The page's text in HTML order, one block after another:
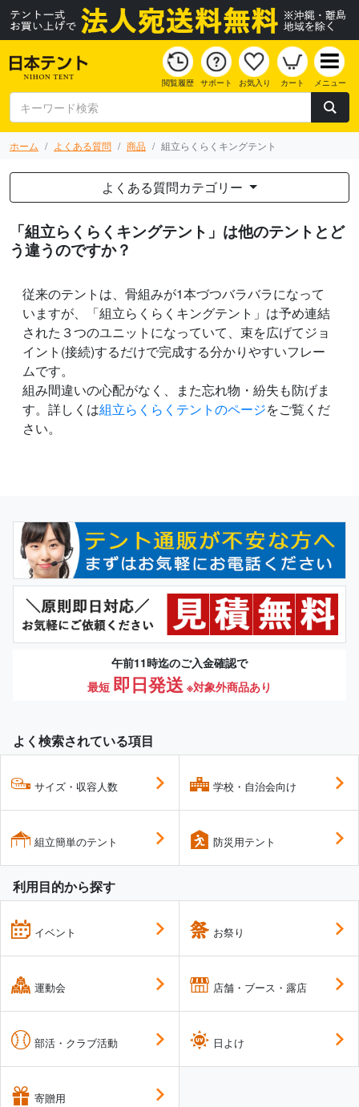
閲覧履歴 サポート お気入り カート メニュー
ホーム よくある質問 商品 組立らくらくキングテント
よくある質問カテゴリー
「組立らくらくキングテント」は他のテントとど
う違うのですか？
従来のテントは、骨組みが1本づつバラバラになって
いますが、「組立らくらくキングテント」は予め連結
された３つのユニットになっていて、束を広げてジョ
イント(接続)するだけで完成する分かりやすいフレー
ムです。
組み間違いの心配がなく、また忘れ物・紛失も防げま
す。詳しくは組立らくらくテントのページをご覧くだ
さい。
午前11時迄のご入金確認で
最短 即日発送 ※対象外商品あり
よく検索されている項目
サイズ・収容人数
組立簡単のテント
学校・自治会向け
防災用テント
利用目的から探す
イベント
運動会
部活・クラブ活動
寄贈用
お祭り
店舗・ブース・露店
日よけ